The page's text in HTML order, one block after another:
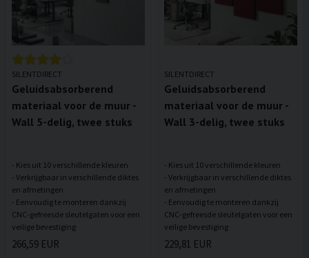
SILENTDIRECT
Geluidsabsorberend
materiaal voor de muur -
Wall 5-delig, twee stuks
- Kies uit 10 verschillende kleuren
- Verkrijgbaar in verschillende diktes
en afmetingen
- Eenvoudig te monteren dankzij
CNC-gefreesde sleutelgaten voor een
266,59 EUR
SILENTDIRECT
Geluidsabsorberend
materiaal voor de muur -
Wall 3-delig, twee stuks
- Kies uit 10 verschillende kleuren
- Verkrijgbaar in verschillende diktes
en afmetingen
- Eenvoudig te monteren dankzij
CNC-gefreesde sleutelgaten voor een
229,81 EUR